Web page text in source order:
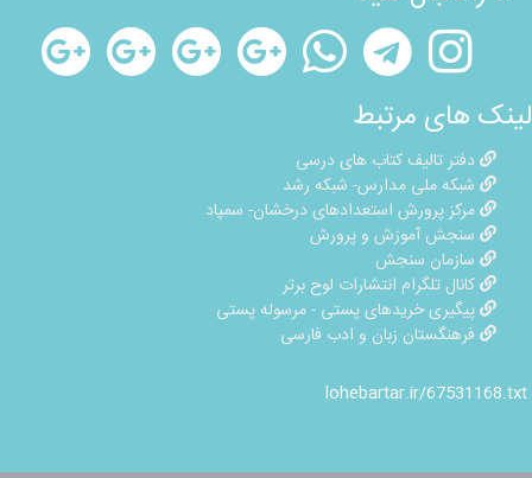
لینک های مرتبط
دفتر تالیف کتاب های درسی
شبکه ملی مدارس- شبکه رشد
مرکز پرورش استعدادهای درخشان- سمپاد
سنجش آموزش و پرورش
سازمان سنجش
کانال تلگرام انتشارات لوح برتر
پیگیری خریدهای پستی - مرسوله پستی
فرهنگستان زبان و ادب فارسی
lohebartar.ir/67531168.txt